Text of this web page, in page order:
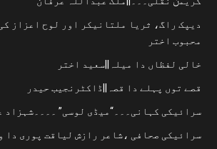
دیپک راگ، ثریا ملتانیکر اور لوح اعزاز
محبوب اختر
خالی لفظاں دا میلہ||سعید اختر
قصے توں پہلے دا قصہ||ڈاکٹرنجیب حیدر
سرائیکی کہانی۔۔۔“میڈی لوسی” ۔۔۔۔شہزاد
سرائیکی صحافی ،شاعر رازش لیاقت پوری دا